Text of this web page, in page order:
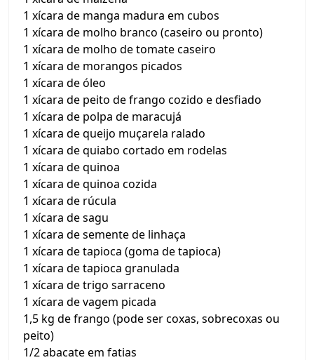
1 xícara de manga madura em cubos
1 xícara de molho branco (caseiro ou pronto)
1 xícara de molho de tomate caseiro
1 xícara de morangos picados
1 xícara de óleo
1 xícara de peito de frango cozido e desfiado
1 xícara de polpa de maracujá
1 xícara de queijo muçarela ralado
1 xícara de quiabo cortado em rodelas
1 xícara de quinoa
1 xícara de quinoa cozida
1 xícara de rúcula
1 xícara de sagu
1 xícara de semente de linhaça
1 xícara de tapioca (goma de tapioca)
1 xícara de tapioca granulada
1 xícara de trigo sarraceno
1 xícara de vagem picada
1,5 kg de frango (pode ser coxas, sobrecoxas ou
peito)
1/2 abacate em fatias